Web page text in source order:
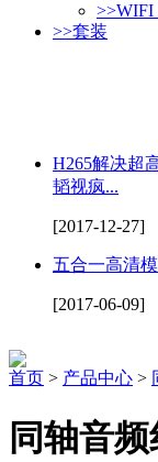
>>WIFI
>>套装
H265解决超
韬视疯...
[2017-12-27]
五合一高清
[2017-06-09]
首页 > 产品中心 >
同轴音